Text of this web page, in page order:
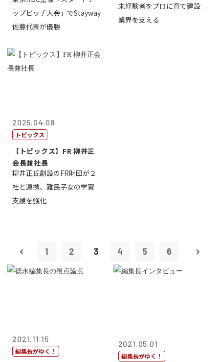
ップピッチ大会」でStayway
佐藤代表が優勝
未経験者をプロに育て建設
業界を支える
2025.04.08
トピックス
【トピックス】FR 柳井正
会長兼社長
柳井正氏創設のFR財団が２
社と連携、難民子女の学習
支援を強化
1 2 3 4 5 6
2021.11.15
編集長がゆく！
2021.05.01
編集長がゆく！